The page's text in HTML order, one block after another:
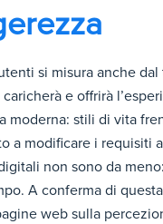
si misura anche
e offrirà
moderna: stili di vita
a modificare i requisiti
non sono da
A conferma di
web sulla